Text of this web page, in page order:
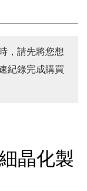
，請先將您想
紀錄完成購買
晶化製